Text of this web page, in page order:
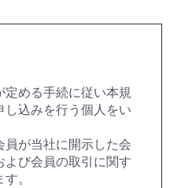
定める手続に従い本規
し込みを行う個人をい
員が当社に開示した会
よび会員の取引に関す
。